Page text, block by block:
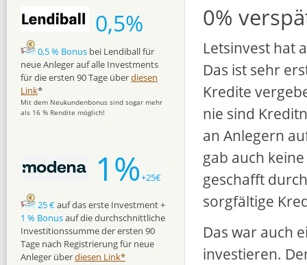
0%
Letsinvest hat
Das ist sehr
Kredite
nie sind
an Anlegern
gab auch
geschafft
sorgfältige
Das war auch
investieren.
0,5%
0,5 % Bonus bei Lendiball für
neue Anleger auf alle Investments
für die ersten 90 Tage überdiesen
Link*
Mit dem Neukundenbonus sind sogar mehr
als 16 % Rendite möglich!
1%+25€
25 €auf das erste Investment +
1 % Bonusauf die durchschnittliche
Investitionssumme der ersten 90
Tage nach Registrierung für neue
Anleger überdiesen Link*